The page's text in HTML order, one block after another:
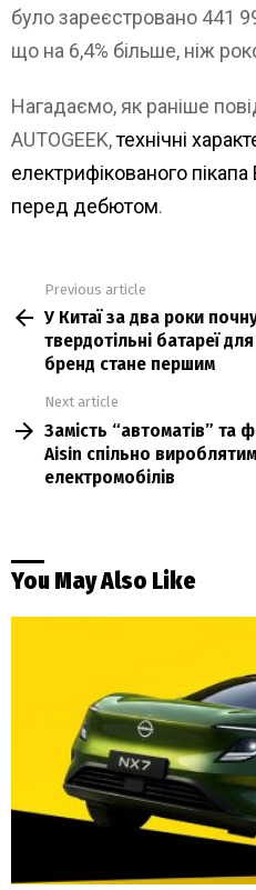
було зареєстровано 441
що на 6,4% більше, ніж
Нагадаємо, як раніше
AUTOGEEK,технічні
електрифікованого
перед дебютом.
more
Previous article
У Китаї за два роки
твердотільні батареї
бренд стане першим
Next article
Замість “автоматів” та
Aisin спільно
електромобілів
You May Also Like